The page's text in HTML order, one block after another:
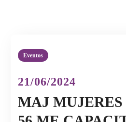
Eventos
21/06/2024
MAJ